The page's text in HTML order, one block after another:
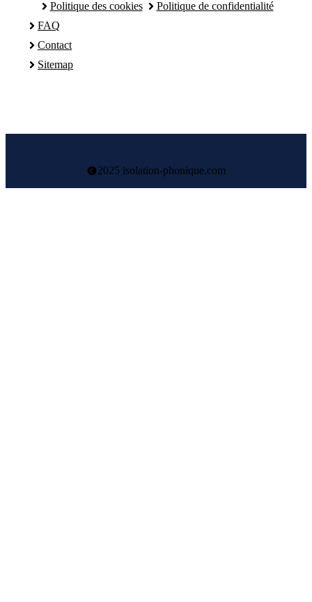
Politique des cookies
Politique de confidentialité
FAQ
Contact
Sitemap
2025 isolation-phonique.com